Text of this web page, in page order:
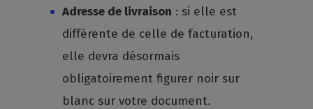
Adresse de livraison : si elle est
différente de celle de facturation,
elle devra désormais
obligatoirement figurer noir sur
blanc sur votre document.